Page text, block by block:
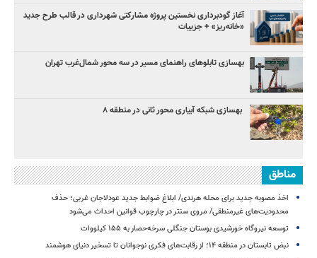
آغاز گودبرداری نخستین پروژه مشارکتی شهرداری در قالب طرح جدید
«خانه‌ریز» + جزییات
بهسازی تابلوهای راهنمای مسیر در سه محور شمال‌غرب تهران
بهسازی شبکه آبیاری محور ثانی در منطقه ۸
مناطق
اخذ مصوبه جدید برای محله هرندی/ ابلاغ ضوابط جدید عودلاجان غربی؛ حذف
محدودیت‌های غیرمنطقی/ مروی سنتر در چارچوب قوانین احداث می‌شود
توسعه نیروگاه خورشیدی بوستان جنگلی سرخه‌حصار به ۱۵۵ کیلووات
نبض تابستان در منطقه ۱۴؛ از رقابت‌های فکری نوجوانان تا تسخیر دنیای هوشمند